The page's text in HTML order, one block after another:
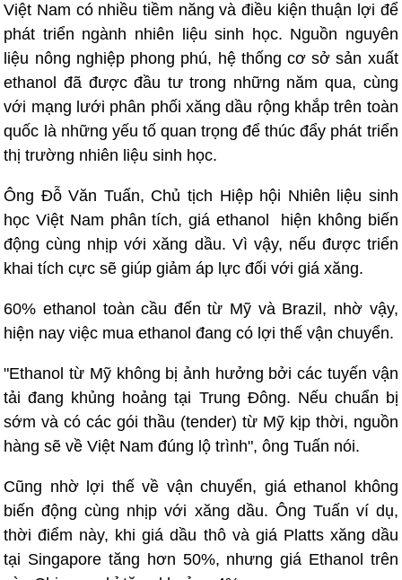
Việt Nam có nhiều tiềm năng và điều kiện thuận lợi để
phát triển ngành nhiên liệu sinh học. Nguồn nguyên
liệu nông nghiệp phong phú, hệ thống cơ sở sản xuất
ethanol đã được đầu tư trong những năm qua, cùng
với mạng lưới phân phối xăng dầu rộng khắp trên toàn
quốc là những yếu tố quan trọng để thúc đẩy phát triển
thị trường nhiên liệu sinh học.
Ông Đỗ Văn Tuấn, Chủ tịch Hiệp hội Nhiên liệu sinh
học Việt Nam phân tích, giá ethanol hiện không biến
động cùng nhịp với xăng dầu. Vì vậy, nếu được triển
khai tích cực sẽ giúp giảm áp lực đối với giá xăng.
60% ethanol toàn cầu đến từ Mỹ và Brazil, nhờ vậy,
hiện nay việc mua ethanol đang có lợi thế vận chuyển.
"Ethanol từ Mỹ không bị ảnh hưởng bởi các tuyến vận
tải đang khủng hoảng tại Trung Đông. Nếu chuẩn bị
sớm và có các gói thầu (tender) từ Mỹ kịp thời, nguồn
hàng sẽ về Việt Nam đúng lộ trình", ông Tuấn nói.
Cũng nhờ lợi thế về vận chuyển, giá ethanol không
biến động cùng nhịp với xăng dầu. Ông Tuấn ví dụ,
thời điểm này, khi giá dầu thô và giá Platts xăng dầu
tại Singapore tăng hơn 50%, nhưng giá Ethanol trên